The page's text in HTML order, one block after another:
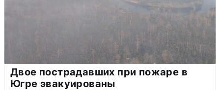
Двое пострадавших при пожаре в
Югре эвакуированы